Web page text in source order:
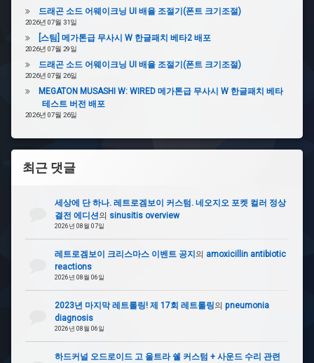
드래곤 소드 어웨이크닝 UI 배율 조절기(폰트 크기조절)
2026년 07월 31일
[스팀] 메가톤급 무사시 W 한글패치 베타2 배포
2026년 07월 29일
드래곤 소드 어웨이크닝 UI 배율 조절기(폰트 크기조절)
2026년 07월 26일
MEGATON MUSASHI W: WIRED 메가톤급 무사시 W 한글패치 베타
테스트 버전 배포
2026년 07월 26일
최근 댓글
세상에 단 하나. 레트로겜보이 커스텀. 네오지오 포켓 컬러 정상
결전 에디션의 sinusitis overview
2026년 08월 07일
레트로겜보이 크리스마스 이벤트 공지의 amoxicillin antibiotic
reactions
2026년 08월 06일
2023년 마지막 레트롤링! 제 17회 레트롤링의 pneumonia
diagnosis
2026년 08월 06일
하드커널 오드로이드 고 울트라 쉘 커스텀 + 사운드 수리 관련